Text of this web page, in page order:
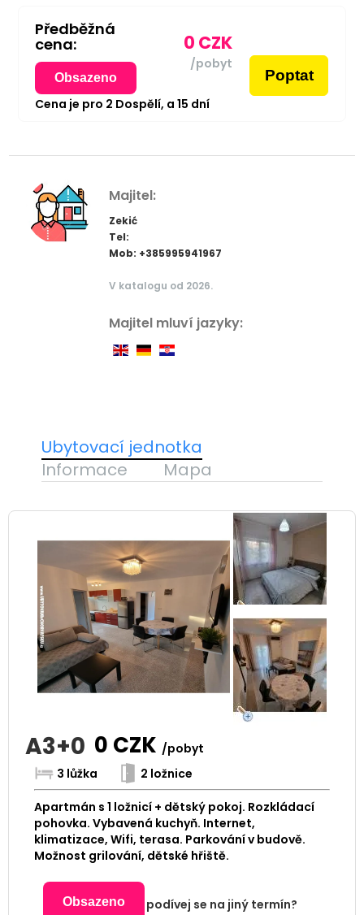
Předběžná
cena:
Obsazeno
0 CZK
/pobyt
Poptat
Cena je pro 2 Dospělí, a 15 dní
Majitel:
Zekić
Tel:
Mob: +385995941967
V katalogu od 2026.
Majitel mluví jazyky:
Ubytovací jednotka
Informace
Mapa
A3+0 0 CZK /pobyt
3 lůžka
2 ložnice
Apartmán s 1 ložnicí + dětský pokoj. Rozkládací
pohovka. Vybavená kuchyň. Internet,
klimatizace, Wifi, terasa. Parkování v budově.
Možnost grilování, dětské hřiště.
Obsazeno podívej se na jiný termín?